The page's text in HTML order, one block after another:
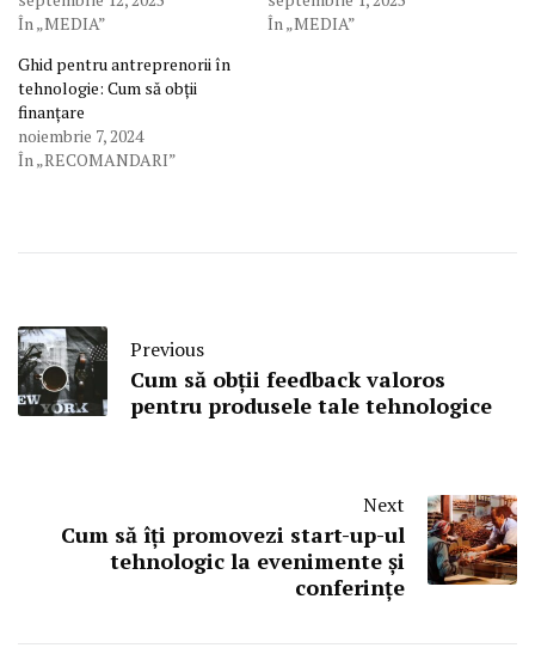
În „MEDIA”
În „MEDIA”
Ghid pentru antreprenorii în
tehnologie: Cum să obții
finanțare
noiembrie 7, 2024
În „RECOMANDARI”
Previous
Cum să obții feedback valoros
pentru produsele tale tehnologice
Next
Cum să îți promovezi start-up-ul
tehnologic la evenimente și
conferințe